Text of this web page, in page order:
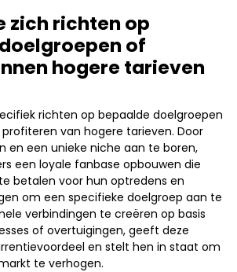
zich richten op
of
hogere tarieven
richten op bepaalde doelgroepen
van hogere tarieven. Door
en een unieke niche aan te boren,
een loyale fanbase opbouwen die
betalen voor hun optredens en
om een specifieke doelgroep aan te
verbindingen te creëren op basis
of overtuigingen, geeft deze
en stelt hen in staat om
te verhogen.